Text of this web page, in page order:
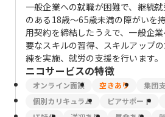
一般企業への就職が困難で、継続
のある18歳～65歳未満の障がいを
用契約を締結したうえで、一般企
要なスキルの習得、スキルアップ
練を実施、就労の支援を行います。
ニコサービスの特徴
オンライン面談 空きあり 集団
個別カリキュラム
ピアサポート